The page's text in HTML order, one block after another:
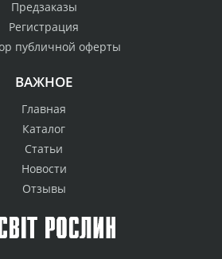
Предзаказы
Регистрация
публичной оферты
ВАЖНОЕ
Главная
Каталог
Статьи
Новости
Отзывы